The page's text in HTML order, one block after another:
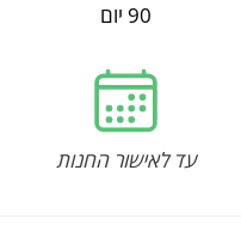
90 יום
עד לאישור החנות